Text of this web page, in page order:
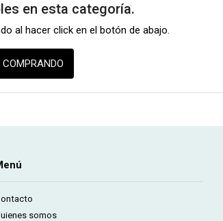
en esta categoría.
al hacer click en el botón de abajo.
somos